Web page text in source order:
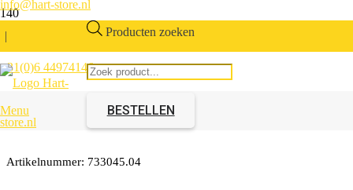
info@hart-store.nl
|
+31(0)6 44974146
Producten zoeken
BESTELLEN
Menu
Deurbeslag XL schuifdeur
terras Zwart
Artikelnummer: 733045.04